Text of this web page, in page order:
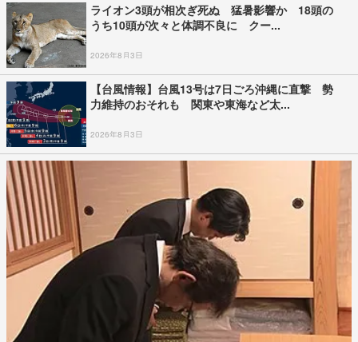
ライオン3頭が相次ぎ死ぬ 猛暑影響か 18頭の
うち10頭が次々と体調不良に クー...
2026年8月3日
【台風情報】台風13号は7日ごろ沖縄に直撃 勢
力維持のおそれも 関東や東海など太...
2026年8月3日